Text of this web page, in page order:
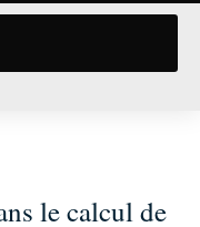
le calcul de